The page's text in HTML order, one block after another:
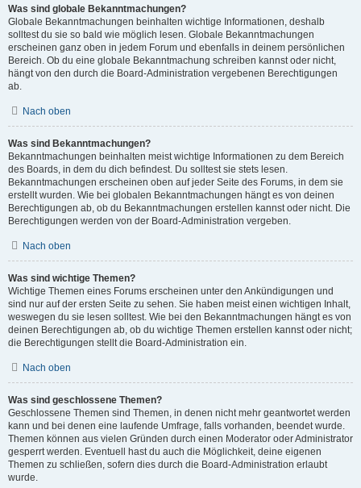
Was sind globale Bekanntmachungen?
Globale Bekanntmachungen beinhalten wichtige Informationen, deshalb
solltest du sie so bald wie möglich lesen. Globale Bekanntmachungen
erscheinen ganz oben in jedem Forum und ebenfalls in deinem persönlichen
Bereich. Ob du eine globale Bekanntmachung schreiben kannst oder nicht,
hängt von den durch die Board-Administration vergebenen Berechtigungen
ab.
Nach oben
Was sind Bekanntmachungen?
Bekanntmachungen beinhalten meist wichtige Informationen zu dem Bereich
des Boards, in dem du dich befindest. Du solltest sie stets lesen.
Bekanntmachungen erscheinen oben auf jeder Seite des Forums, in dem sie
erstellt wurden. Wie bei globalen Bekanntmachungen hängt es von deinen
Berechtigungen ab, ob du Bekanntmachungen erstellen kannst oder nicht. Die
Berechtigungen werden von der Board-Administration vergeben.
Nach oben
Was sind wichtige Themen?
Wichtige Themen eines Forums erscheinen unter den Ankündigungen und
sind nur auf der ersten Seite zu sehen. Sie haben meist einen wichtigen Inhalt,
weswegen du sie lesen solltest. Wie bei den Bekanntmachungen hängt es von
deinen Berechtigungen ab, ob du wichtige Themen erstellen kannst oder nicht;
die Berechtigungen stellt die Board-Administration ein.
Nach oben
Was sind geschlossene Themen?
Geschlossene Themen sind Themen, in denen nicht mehr geantwortet werden
kann und bei denen eine laufende Umfrage, falls vorhanden, beendet wurde.
Themen können aus vielen Gründen durch einen Moderator oder Administrator
gesperrt werden. Eventuell hast du auch die Möglichkeit, deine eigenen
Themen zu schließen, sofern dies durch die Board-Administration erlaubt
wurde.